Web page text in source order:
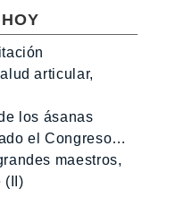
articular,
los ásanas
el Congreso…
maestros,
(II)